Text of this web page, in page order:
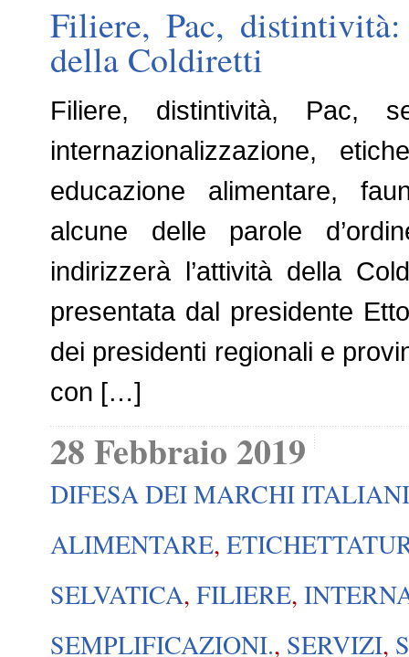
Filiere, Pac, distintività:
della Coldiretti
Filiere, distintività, Pac,
internazionalizzazione,
educazione alimentare,
alcune delle parole
indirizzerà l’attività della
presentata dal presidente
dei presidenti regionali e
con […]
28 Febbraio 2019
DIFESA DEI MARCHI ITALIANI
ALIMENTARE,
SELVATICA, FILIERE,
SEMPLIFICAZIONI., SERVIZI,